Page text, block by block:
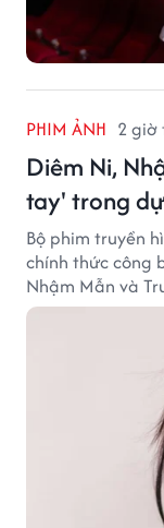
PHIM ẢNH 2 giờ
Diêm Ni,
tay' trong
Bộ phim truyền
chính thức công
Nhậm Mẫn và